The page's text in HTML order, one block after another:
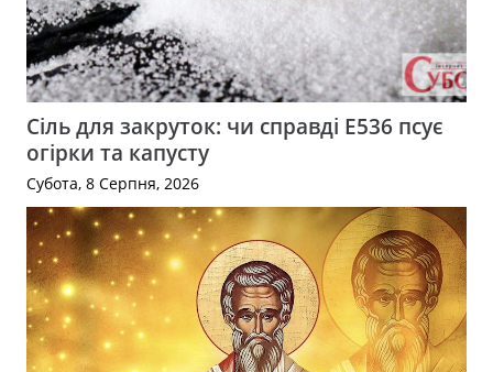
Сіль для закруток: чи справді Е536 псує
огірки та капусту
Субота, 8 Серпня, 2026